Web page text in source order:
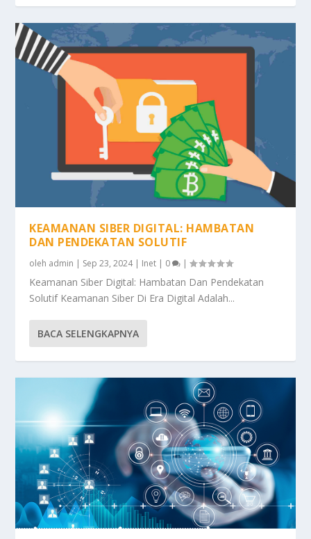
KEAMANAN SIBER DIGITAL: HAMBATAN
DAN PENDEKATAN SOLUTIF
oleh admin | Sep 23, 2024| Inet | 0 |
Keamanan Siber Digital: Hambatan Dan Pendekatan
Solutif Keamanan Siber Di Era Digital Adalah...
BACA SELENGKAPNYA